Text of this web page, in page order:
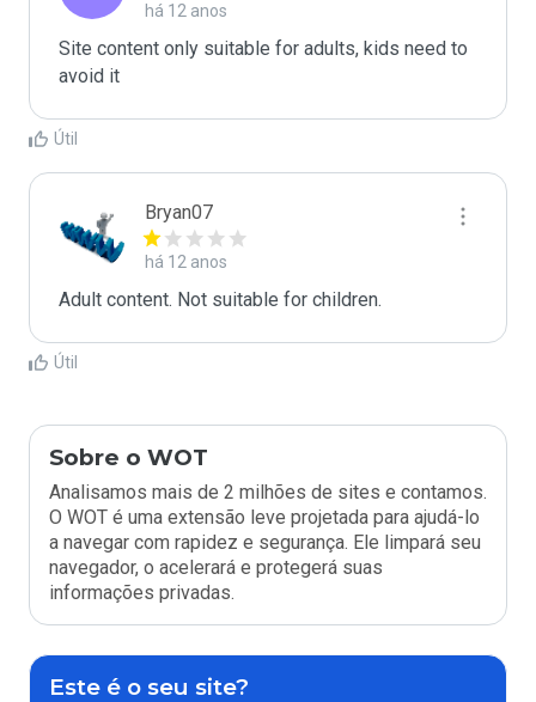
há 12 anos
Site content only suitable for adults, kids need to
avoid it
Útil
Bryan07
há 12 anos
Adult content. Not suitable for children.
Útil
Sobre o WOT
Analisamos mais de 2 milhões de sites e contamos.
O WOT é uma extensão leve projetada para ajudá-lo
a navegar com rapidez e segurança. Ele limpará seu
navegador, o acelerará e protegerá suas
informações privadas.
Este é o seu site?